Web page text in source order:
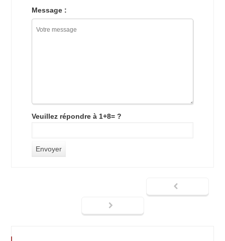
Message :
Veuillez répondre à 1+8= ?